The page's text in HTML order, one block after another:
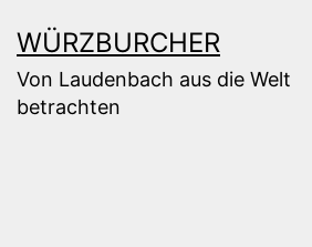
Inhalt
springen
WÜRZBURCHER
Von Laudenbach aus die Welt
betrachten